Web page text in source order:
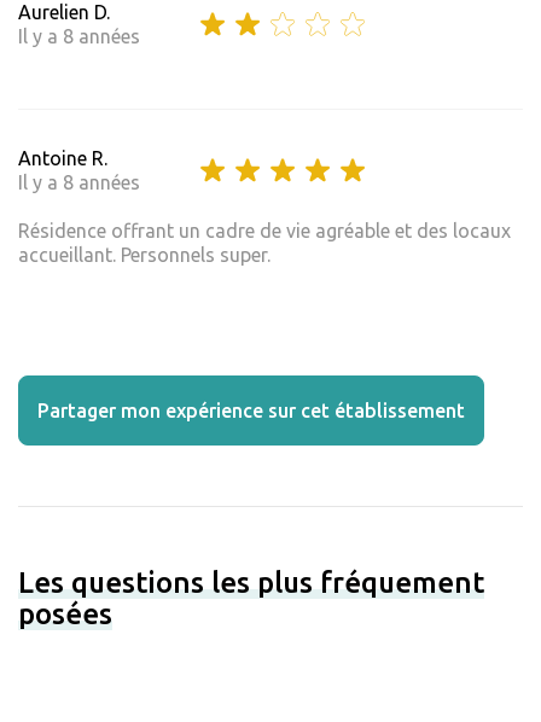
Aurelien D.
Il y a 8 années
Antoine R.
Il y a 8 années
Résidence offrant un cadre de vie agréable et des locaux
accueillant. Personnels super.
Partager mon expérience sur cet établissement
Les questions les plus fréquement
posées